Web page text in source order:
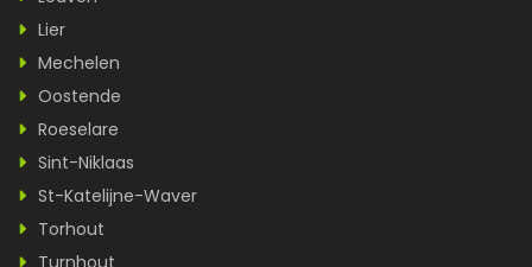
Lier
Mechelen
Oostende
Roeselare
Sint-Niklaas
St-Katelijne-Waver
Torhout